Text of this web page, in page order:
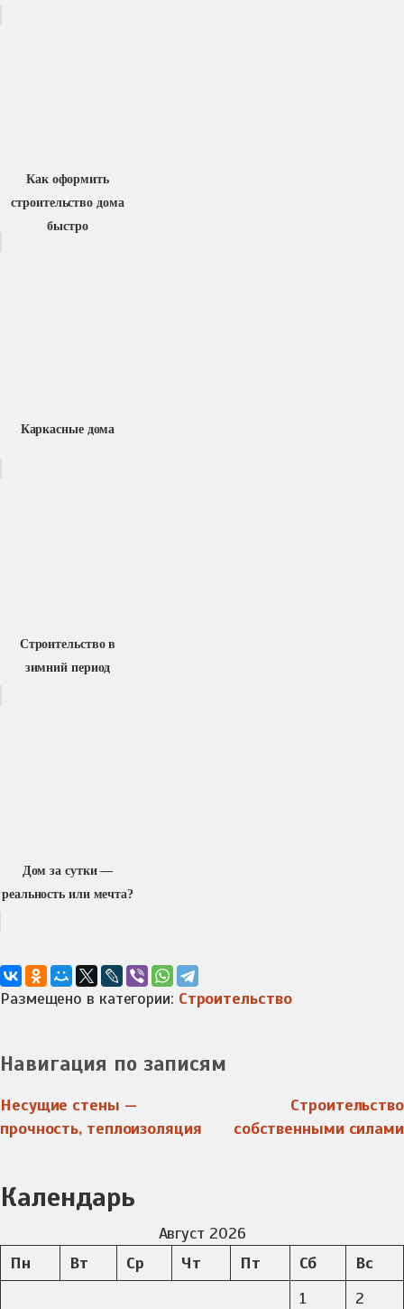
Как оформить
строительство дома
быстро
Каркасные дома
Строительство в
зимний период
Дом за сутки —
реальность или мечта?
Размещено в категории: Строительство
Навигация по записям
Несущие стены —
прочность, теплоизоляция
Строительство
собственными силами
Календарь
Август 2026
Пн
Вт Ср Чт Пт Сб
Вс
1
2